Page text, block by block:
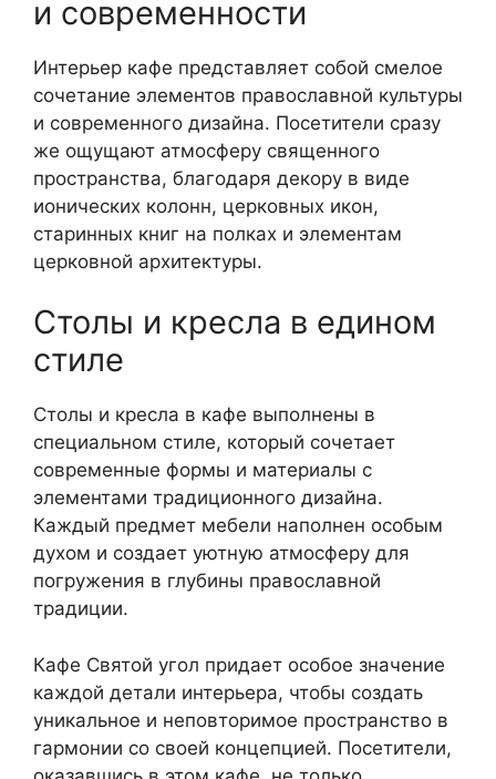
и современности
Интерьер кафе представляет собой смелое
сочетание элементов православной культуры
и современного дизайна. Посетители сразу
же ощущают атмосферу священного
пространства, благодаря декору в виде
ионических колонн, церковных икон,
старинных книг на полках и элементам
церковной архитектуры.
Столы и кресла в едином
стиле
Столы и кресла в кафе выполнены в
специальном стиле, который сочетает
современные формы и материалы с
элементами традиционного дизайна.
Каждый предмет мебели наполнен особым
духом и создает уютную атмосферу для
погружения в глубины православной
традиции.
Кафе Святой угол придает особое значение
каждой детали интерьера, чтобы создать
уникальное и неповторимое пространство в
гармонии со своей концепцией. Посетители,